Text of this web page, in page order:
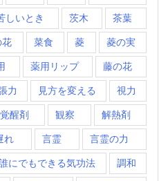
しいとき 茨木 茶葉
花 菜食 菱 菱の実
薬用リップ 藤の花
力 見方を変える 視力
覚醒剤 観察 解熱剤
れ 言霊 言霊の力
にでもできる気功法 調和